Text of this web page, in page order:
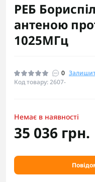
РЕБ
антеною
1025МГц
0
Код товару: 2607-
Немає в наявності
35 036 грн.